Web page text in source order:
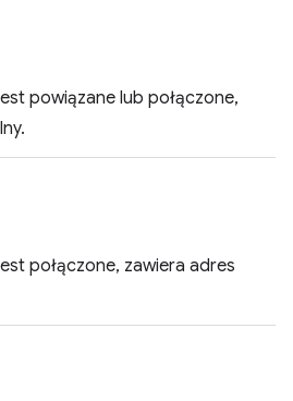
powiązane lub połączone,
połączone, zawiera adres